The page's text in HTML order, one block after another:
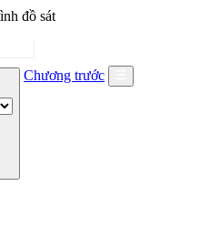
đồ sát
Chương trước